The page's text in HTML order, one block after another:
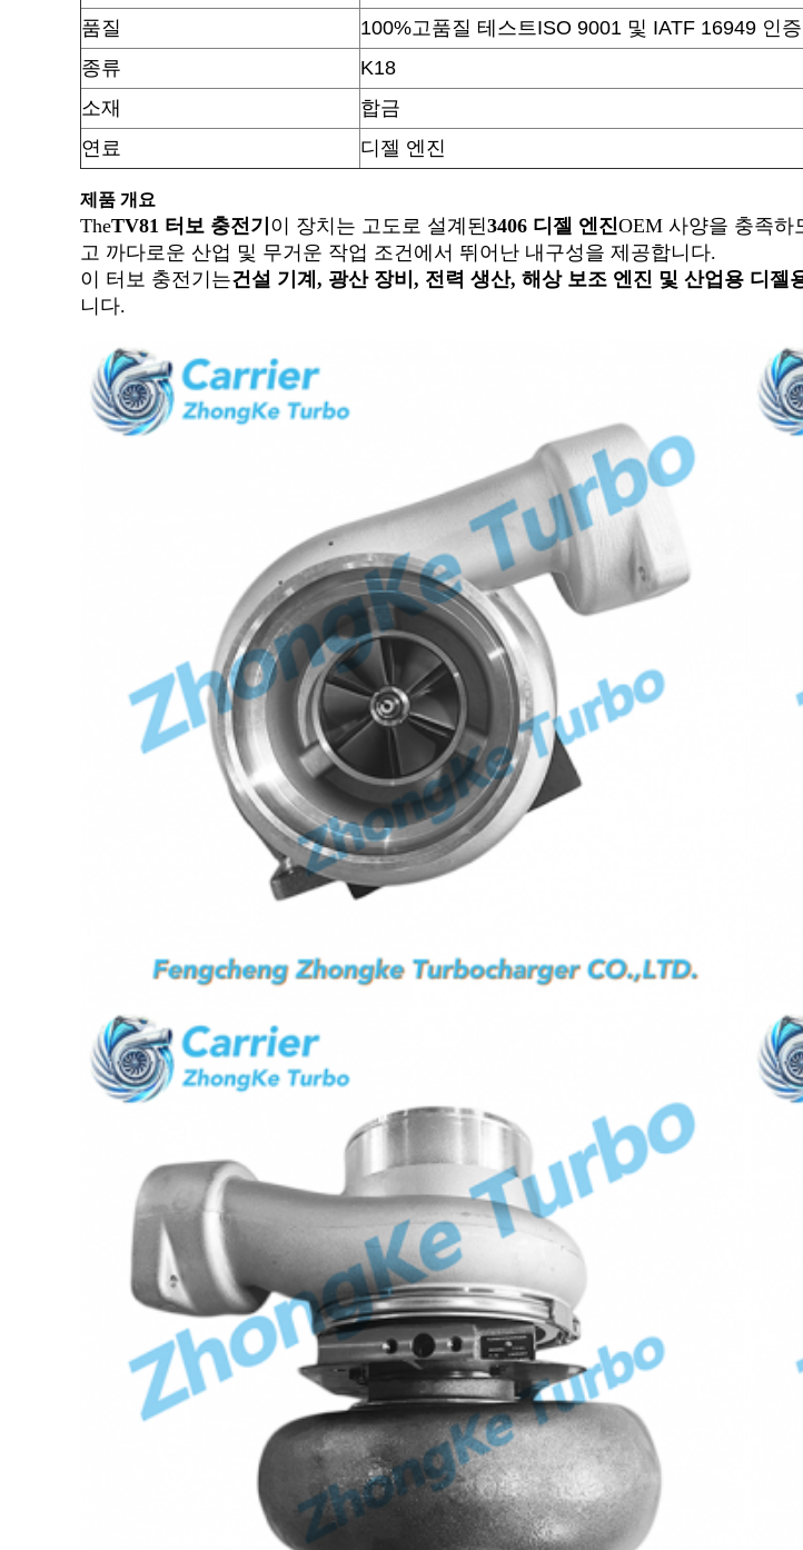
품질
100%고품질 테스트ISO 9001 및 IATF 16949 인증
종류
K18
소재
합금
연료
디젤 엔진
제품 개요
TheTV81 터보 충전기 이 장치는 고도로 설계된3406 디젤 엔진OEM 사양을 충족하
고 까다로운 산업 및 무거운 작업 조건에서 뛰어난 내구성을 제공합니다.
이 터보 충전기는건설 기계, 광산 장비, 전력 생산, 해상 보조 엔진 및 산업용 디젤
니다.